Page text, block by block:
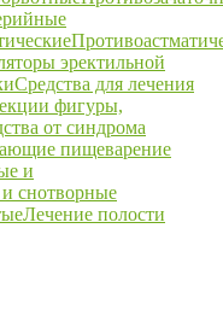
эректильной
Средства для лечения
фигуры,
от синдрома
пищеварение
и
снотворные
Лечение полости